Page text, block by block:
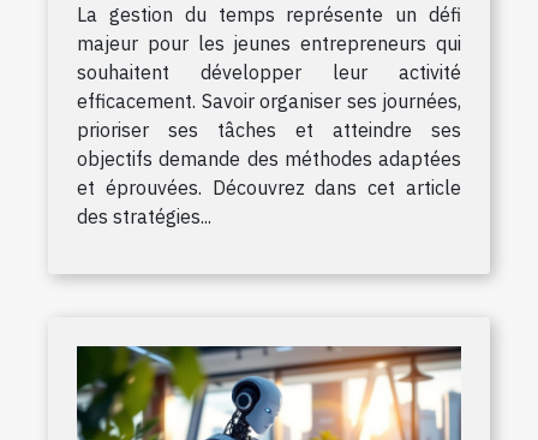
La gestion du temps représente un défi
majeur pour les jeunes entrepreneurs qui
souhaitent développer leur activité
efficacement. Savoir organiser ses journées,
prioriser ses tâches et atteindre ses
objectifs demande des méthodes adaptées
et éprouvées. Découvrez dans cet article
des stratégies...